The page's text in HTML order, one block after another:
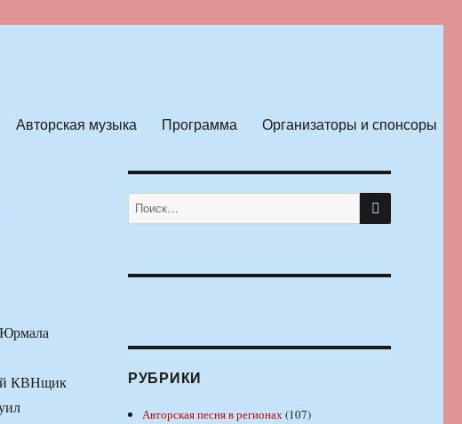
Авторская музыка Программа Организаторы и спонсоры
Юрмала
КВНщик
Искать: ПОИСК
РУБРИКИ
Авторская песня в регионах(107)